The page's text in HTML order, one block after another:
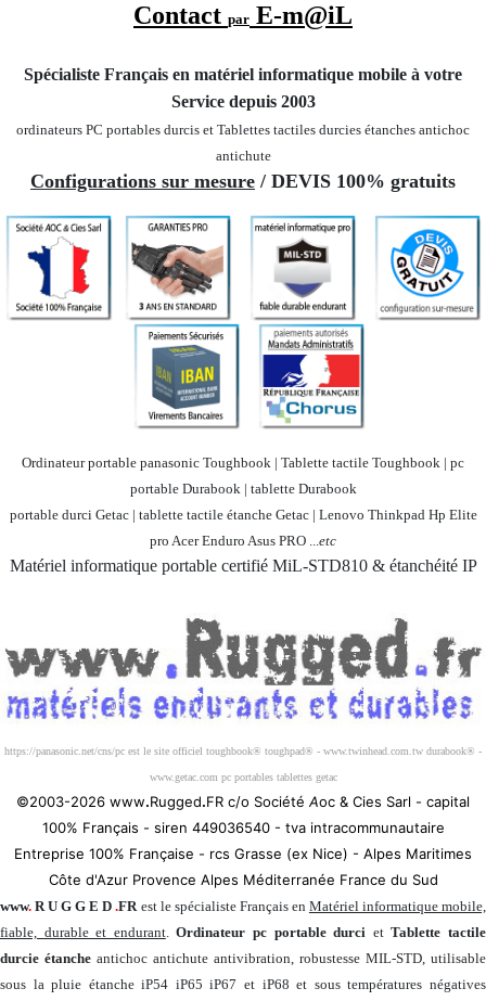
Contact par E-m@iL
Spécialiste Français en matériel informatique mobile à votre
Service depuis 2003
ordinateurs PC portables durcis et Tablettes tactiles durcies étanches antichoc
antichute
Configurations sur mesure / DEVIS 100% gratuits
Ordinateur portable panasonic Toughbook | Tablette tactile Toughbook | pc
portable Durabook | tablette Durabook
portable durci Getac | tablette tactile étanche Getac | Lenovo Thinkpad Hp Elite
pro Acer Enduro Asus PRO ...etc
Matériel informatique portable certifié MiL-STD810 & étanchéité IP
https://panasonic.net/cns/pc est le site officiel toughbook® toughpad® - www.twinhead.com.tw durabook® -
www.getac.com pc portables tablettes getac
©2003-2026 www.Rugged.FR c/o Société Aoc & Cies Sarl - capital
100% Français - siren 449036540 - tva intracommunautaire
Entreprise 100% Française - rcs Grasse (ex Nice) - Alpes Maritimes
Côte d'Azur Provence Alpes Méditerranée France du Sud
www. R U G G E D.FRest le spécialiste Français en Matériel informatique mobile,
fiable, durable et endurant.Ordinateur pc portable durci etTablette tactile
durcie étanche antichoc antichute antivibration, robustesse MIL-STD, utilisable
sous la pluie étanche iP54 iP65 iP67 et iP68 et sous températures négatives